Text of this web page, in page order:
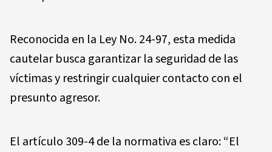
Reconocida en la Ley No. 24-97, esta medida
cautelar busca garantizar la seguridad de las
víctimas y restringir cualquier contacto con el
presunto agresor.
El artículo 309-4 de la normativa es claro: “El